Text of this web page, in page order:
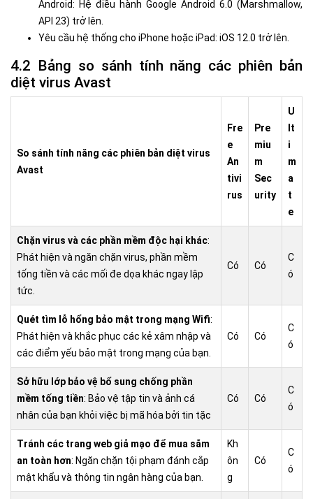
Android: Hệ điều hành Google Android 6.0 (Marshmallow,
API 23) trở lên.
Yêu cầu hệ thống cho iPhone hoặc iPad: iOS 12.0 trở lên.
4.2 Bảng so sánh tính năng các phiên bản
diệt virus Avast
So sánh tính năng các phiên bản diệt virus
Avast
Fre
e
An
tivi
rus
Pre
miu
m
Sec
urity
U
lt
i
m
a
t
e
Chặn virus và các phần mềm độc hại khác:
Phát hiện và ngăn chặn virus, phần mềm
tống tiền và các mối đe dọa khác ngay lập
tức.
Có Có
C
ó
Quét tìm lỗ hổng bảo mật trong mạng Wifi:
Phát hiện và khắc phục các kẻ xâm nhập và
các điểm yếu bảo mật trong mạng của bạn.
Có Có
C
ó
Sở hữu lớp bảo vệ bổ sung chống phần
mềm tống tiền: Bảo vệ tập tin và ảnh cá
nhân của bạn khỏi việc bị mã hóa bởi tin tặc
Có Có
C
ó
Tránh các trang web giả mạo để mua sắm
an toàn hơn: Ngăn chặn tội phạm đánh cắp
mật khẩu và thông tin ngân hàng của bạn.
Kh
ôn
g
Có
C
ó